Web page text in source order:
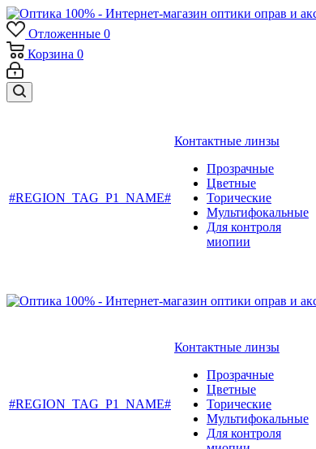
Отложенные 0
Корзина 0
#REGION_TAG_P1_NAME#
Контактные линзы
Прозрачные
Цветные
Торические
Мультифокальные
Для контроля
миопии
#REGION_TAG_P1_NAME#
Контактные линзы
Прозрачные
Цветные
Торические
Мультифокальные
Для контроля